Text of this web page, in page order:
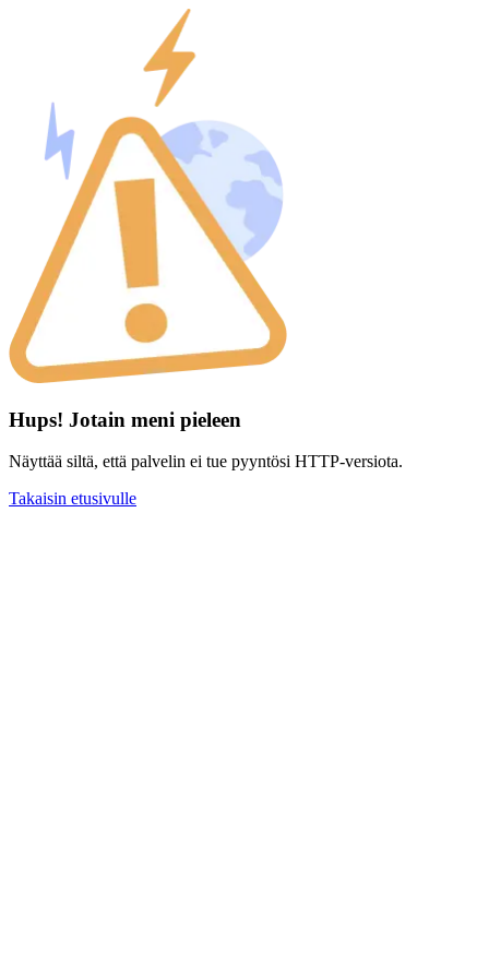
Hups! Jotain meni pieleen
Näyttää siltä, että palvelin ei tue pyyntösi HTTP-versiota.
Takaisin etusivulle